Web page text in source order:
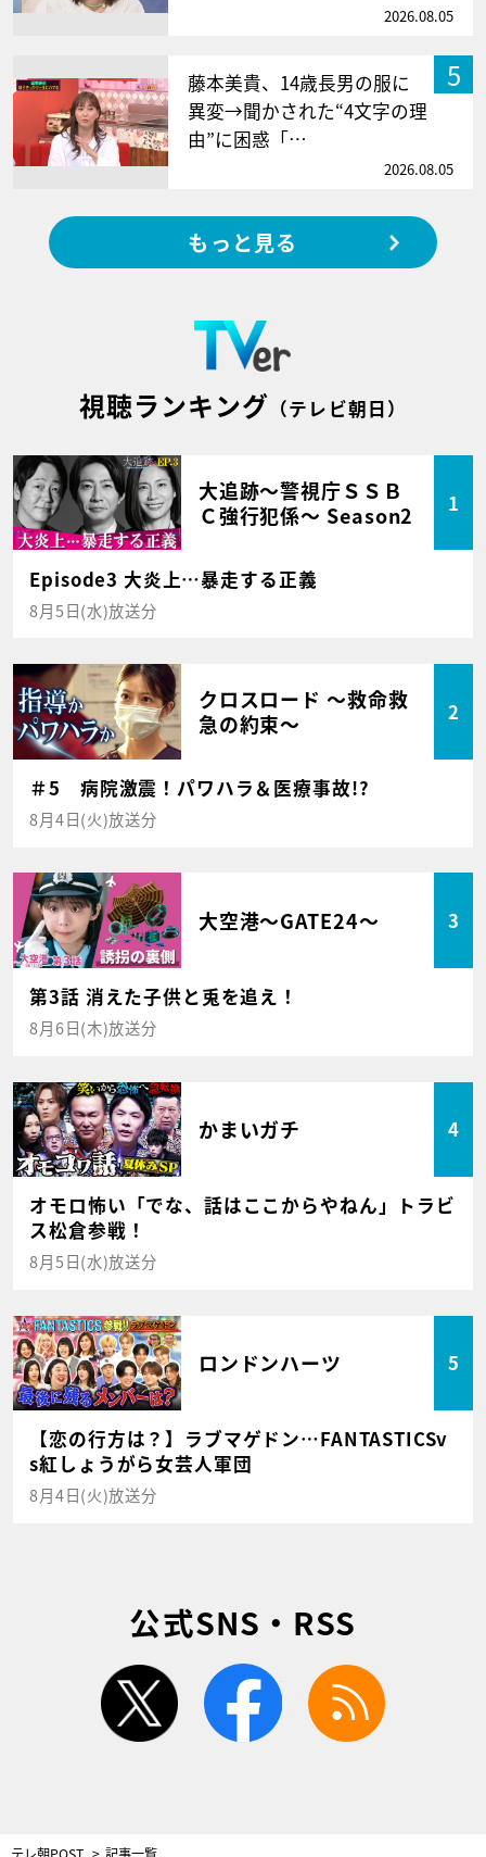
2026.08.05
5
藤本美貴、14歳長男の服に
異変→聞かされた“4文字の理
由”に困惑「…
2026.08.05
もっと見る
視聴ランキング （テレビ朝日）
大追跡～警視庁ＳＳＢ
Ｃ強行犯係～ Season2
1
Episode3 大炎上…暴走する正義
8月5日(水)放送分
クロスロード ～救命救
急の約束～
2
＃5 病院激震！パワハラ＆医療事故!?
8月4日(火)放送分
大空港～GATE24～ 3
第3話 消えた子供と兎を追え！
8月6日(木)放送分
かまいガチ 4
オモロ怖い「でな、話はここからやねん」トラビ
ス松倉参戦！
8月5日(水)放送分
ロンドンハーツ 5
【恋の行方は？】ラブマゲドン…FANTASTICSv
s紅しょうがら女芸人軍団
8月4日(火)放送分
公式SNS・RSS
twitter facebook